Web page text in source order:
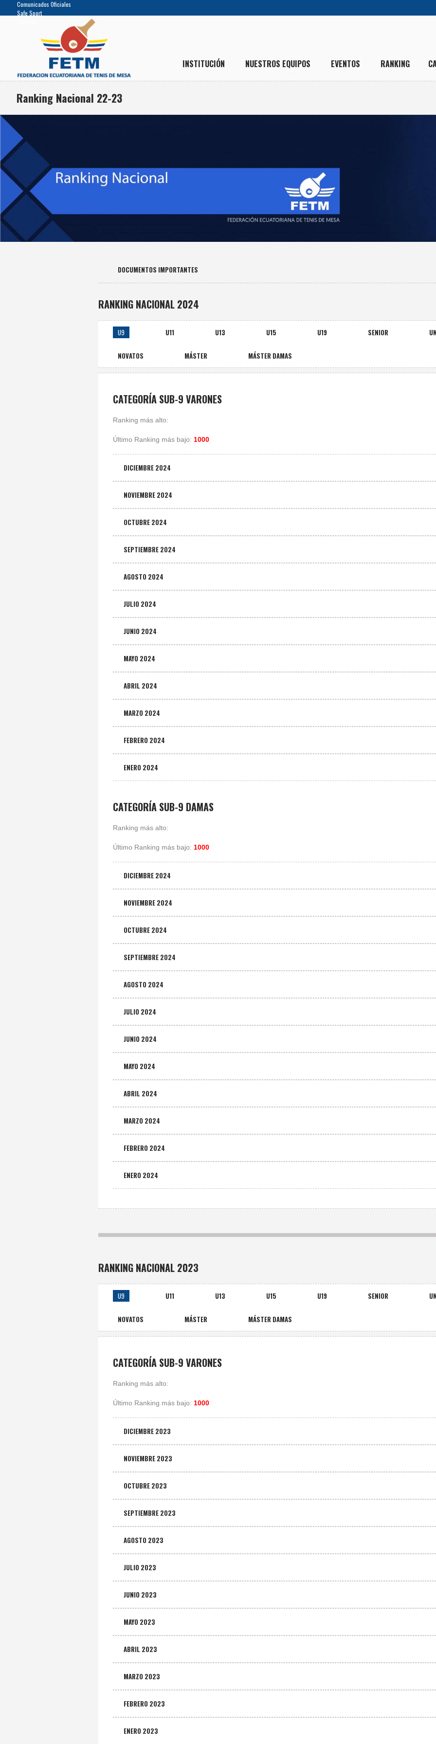
Comunicados Oficiales
Safe Sport
INSTITUCIÓN NUESTROS EQUIPOS EVENTOS RANKING
Ranking Nacional 22-23
DOCUMENTOS IMPORTANTES
RANKING NACIONAL 2024
U9 U11 U13 U15 U19 SENIOR
NOVATOS MÁSTER MÁSTER DAMAS
CATEGORÍA SUB-9 VARONES
Ranking más alto:
Último Ranking más bajo: 1000
DICIEMBRE 2024
NOVIEMBRE 2024
OCTUBRE 2024
SEPTIEMBRE 2024
AGOSTO 2024
JULIO 2024
JUNIO 2024
MAYO 2024
ABRIL 2024
MARZO 2024
FEBRERO 2024
ENERO 2024
CATEGORÍA SUB-9 DAMAS
Ranking más alto:
Último Ranking más bajo: 1000
DICIEMBRE 2024
NOVIEMBRE 2024
OCTUBRE 2024
SEPTIEMBRE 2024
AGOSTO 2024
JULIO 2024
JUNIO 2024
MAYO 2024
ABRIL 2024
MARZO 2024
FEBRERO 2024
ENERO 2024
RANKING NACIONAL 2023
U9 U11 U13 U15 U19 SENIOR
NOVATOS MÁSTER MÁSTER DAMAS
CATEGORÍA SUB-9 VARONES
Ranking más alto:
Último Ranking más bajo: 1000
DICIEMBRE 2023
NOVIEMBRE 2023
OCTUBRE 2023
SEPTIEMBRE 2023
AGOSTO 2023
JULIO 2023
JUNIO 2023
MAYO 2023
ABRIL 2023
MARZO 2023
FEBRERO 2023
ENERO 2023